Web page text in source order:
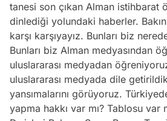
tanesi son çıkan Alman istihbarat
dinlediği yolundaki haberler.
karşı karşıyayız. Bunları biz
Bunları biz Alman medyasından
uluslararası medyadan
uluslararası medyada dile
yansımalarını görüyoruz.
yapma hakkı var mı? Tablosu var